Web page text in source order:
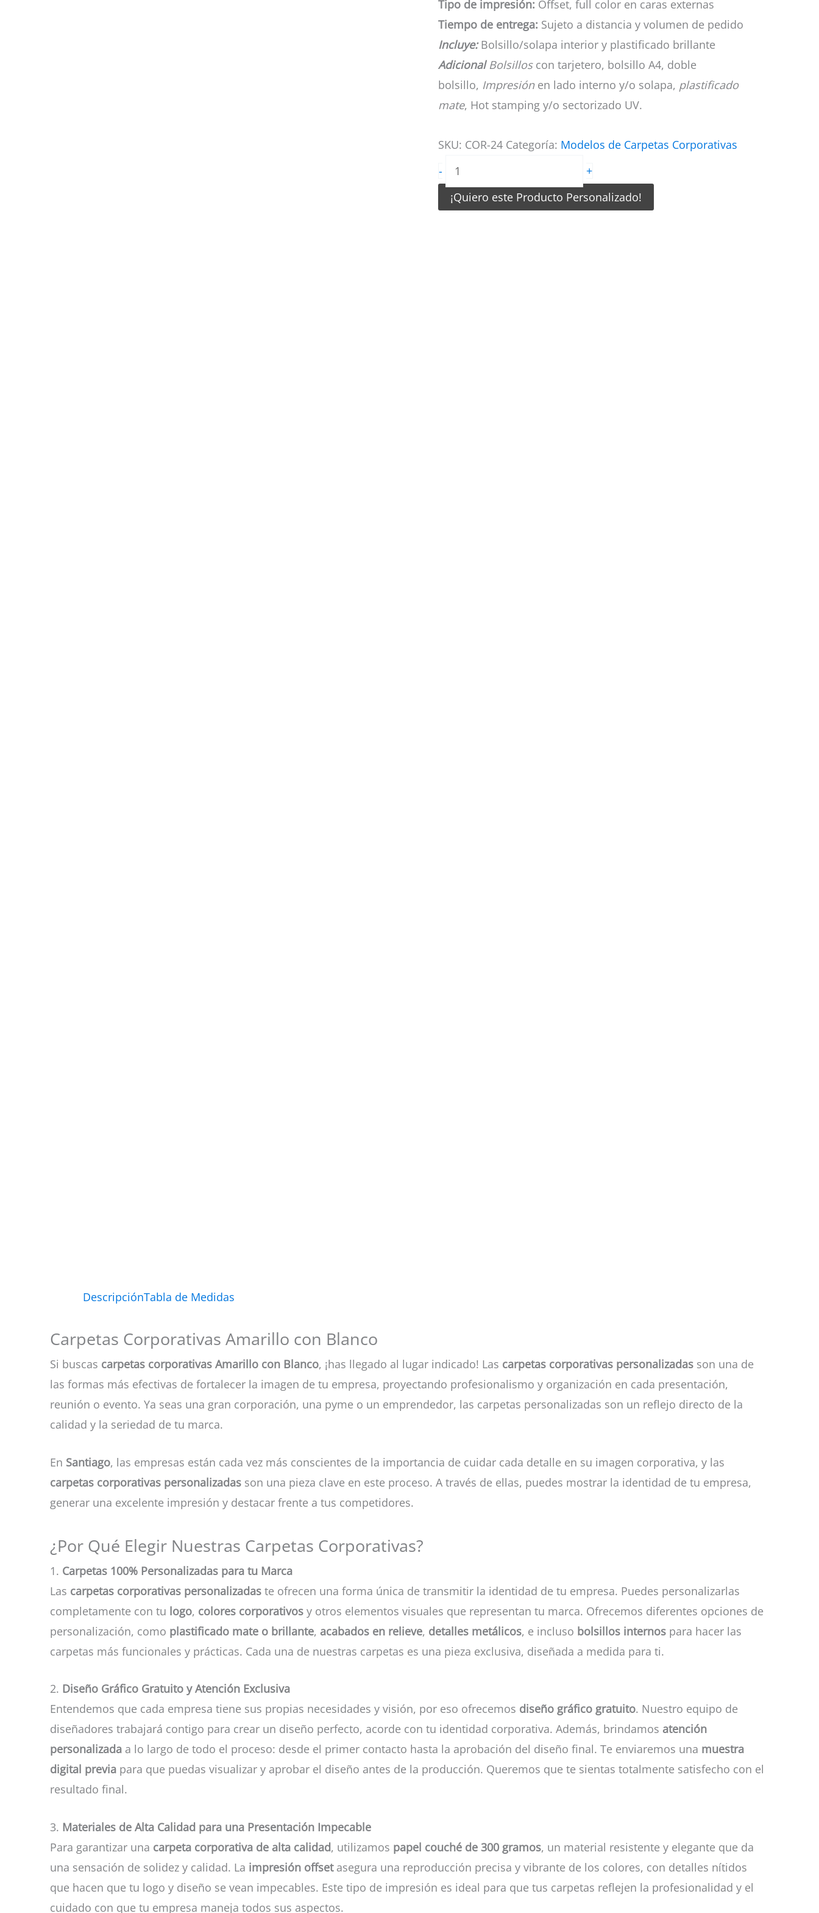
Tipo de impresión: Offset, full color en caras externas
Tiempo de entrega: Sujeto a distancia y volumen de pedido
Incluye:Bolsillo/solapa interior y plastificado brillante
Adicional Bolsilloscon tarjetero, bolsillo A4, doble
bolsillo, Impresiónen lado interno y/o solapa, plastificado
mate, Hot stamping y/o sectorizado UV.
SKU: COR-24 Categoría: Modelos de Carpetas Corporativas
-
Carpetas
Corporativas
Amarillo
+
¡Quiero este Producto Personalizado!
DescripciónTabla de Medidas
Carpetas Corporativas Amarillo con Blanco
Si buscas carpetas corporativas Amarillo con Blanco, ¡has llegado al lugar indicado! Las carpetas corporativas personalizadas son una de
las formas más efectivas de fortalecer la imagen de tu empresa, proyectando profesionalismo y organización en cada presentación,
reunión o evento. Ya seas una gran corporación, una pyme o un emprendedor, las carpetas personalizadas son un reflejo directo de la
calidad y la seriedad de tu marca.
En Santiago, las empresas están cada vez más conscientes de la importancia de cuidar cada detalle en su imagen corporativa, y las
carpetas corporativas personalizadas son una pieza clave en este proceso. A través de ellas, puedes mostrar la identidad de tu empresa,
generar una excelente impresión y destacar frente a tus competidores.
¿Por Qué Elegir Nuestras Carpetas Corporativas?
1. Carpetas 100% Personalizadas para tu Marca
Las carpetas corporativas personalizadas te ofrecen una forma única de transmitir la identidad de tu empresa. Puedes personalizarlas
completamente con tu logo, colores corporativos y otros elementos visuales que representan tu marca. Ofrecemos diferentes opciones de
personalización, como plastificado mate o brillante, acabados en relieve, detalles metálicos, e incluso bolsillos internos para hacer las
carpetas más funcionales y prácticas. Cada una de nuestras carpetas es una pieza exclusiva, diseñada a medida para ti.
2. Diseño Gráfico Gratuito y Atención Exclusiva
Entendemos que cada empresa tiene sus propias necesidades y visión, por eso ofrecemos diseño gráfico gratuito. Nuestro equipo de
diseñadores trabajará contigo para crear un diseño perfecto, acorde con tu identidad corporativa. Además, brindamos atención
personalizada a lo largo de todo el proceso: desde el primer contacto hasta la aprobación del diseño final. Te enviaremos una muestra
digital previa para que puedas visualizar y aprobar el diseño antes de la producción. Queremos que te sientas totalmente satisfecho con el
resultado final.
3. Materiales de Alta Calidad para una Presentación Impecable
Para garantizar una carpeta corporativa de alta calidad, utilizamos papel couché de 300 gramos, un material resistente y elegante que da
una sensación de solidez y calidad. La impresión offsetasegura una reproducción precisa y vibrante de los colores, con detalles nítidos
que hacen que tu logo y diseño se vean impecables. Este tipo de impresión es ideal para que tus carpetas reflejen la profesionalidad y el
cuidado con que tu empresa maneja todos sus aspectos.